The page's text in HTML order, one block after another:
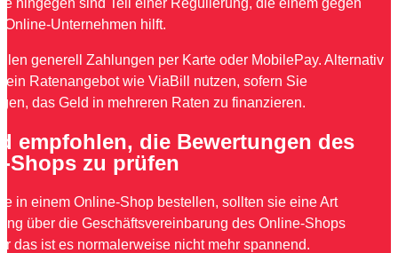
Online-Unternehmen hilft.
generell Zahlungen per Karte oder MobilePay. Alternativ
ein Ratenangebot wie ViaBill nutzen, sofern Sie
das Geld in mehreren Raten zu finanzieren.
empfohlen, die Bewertungen des
Shops zu prüfen
in einem Online-Shop bestellen, sollten sie eine Art
über die Geschäftsvereinbarung des Online-Shops
das ist es normalerweise nicht mehr spannend.